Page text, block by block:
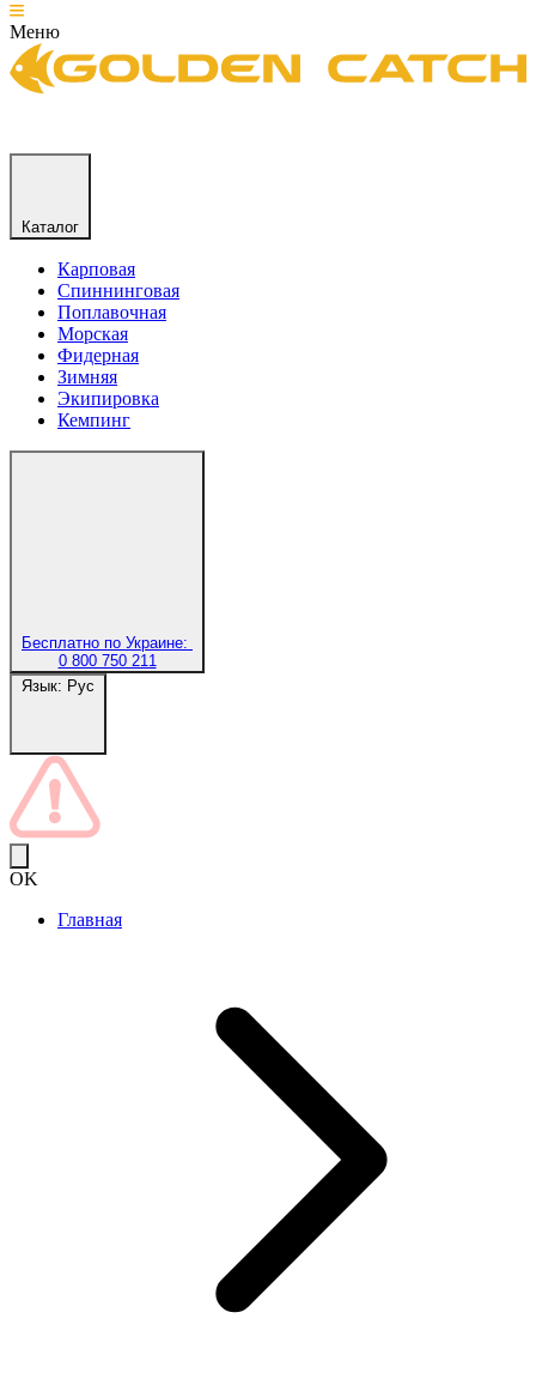
Меню
Каталог
Карповая
Спиннинговая
Поплавочная
Морская
Фидерная
Зимняя
Экипировка
Кемпинг
Бесплатно по Украине:
0 800 750 211
Язык: Рус
OK
Главная